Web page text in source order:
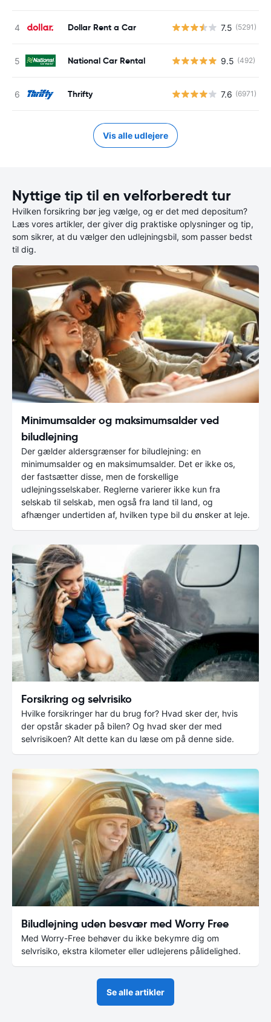
Dollar Rent a Car 7.5 (5291)
National Car Rental 9.5 (492)
Thrifty 7.6 (6971)
Vis alle udlejere
Nyttige tip til en velforberedt tur
Hvilken forsikring bør jeg vælge, og er det med depositum?
Læs vores artikler, der giver dig praktiske oplysninger og tip,
som sikrer, at du vælger den udlejningsbil, som passer bedst
til dig.
Minimumsalder og maksimumsalder ved
biludlejning
Der gælder aldersgrænser for biludlejning: en
minimumsalder og en maksimumsalder. Det er ikke os,
der fastsætter disse, men de forskellige
udlejningsselskaber. Reglerne varierer ikke kun fra
selskab til selskab, men også fra land til land, og
afhænger undertiden af, hvilken type bil du ønsker at leje.
Forsikring og selvrisiko
Hvilke forsikringer har du brug for? Hvad sker der, hvis
der opstår skader på bilen? Og hvad sker der med
selvrisikoen? Alt dette kan du læse om på denne side.
Biludlejning uden besvær med Worry Free
Med Worry-Free behøver du ikke bekymre dig om
selvrisiko, ekstra kilometer eller udlejerens pålidelighed.
Se alle artikler